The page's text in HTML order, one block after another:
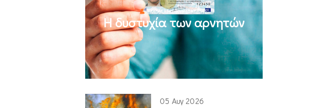
ΜΙΧΆΛΗΣ ΚΥΡΙΑΚΊΔΗΣ
Η δυστυχία των αρνητών
05 Αυγ 2026